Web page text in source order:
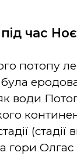
час
потопу
води
(стадії
гори